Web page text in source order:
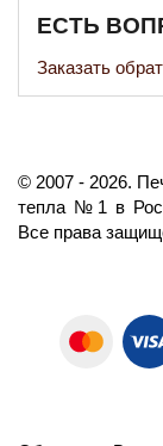
ЕСТЬ
Заказать
©️ 2007 - 2026.
тепла №1 в
Все права